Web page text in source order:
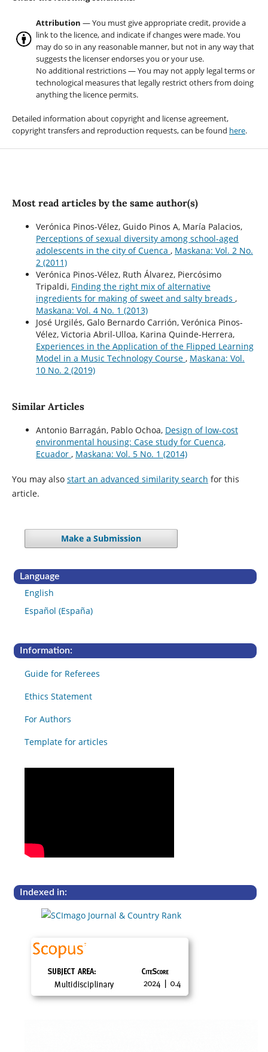
Attribution — You must give appropriate credit, provide a
link to the licence, and indicate if changes were made. You
may do so in any reasonable manner, but not in any way that
suggests the licenser endorses you or your use.
No additional restrictions — You may not apply legal terms or
technological measures that legally restrict others from doing
anything the licence permits.
Detailed information about copyright and license agreement,
copyright transfers and reproduction requests, can be found here.
Most read articles by the same author(s)
Verónica Pinos-Vélez, Guido Pinos A, María Palacios,
Perceptions of sexual diversity among school-aged
adolescents in the city of Cuenca , Maskana: Vol. 2 No.
2 (2011)
Verónica Pinos-Vélez, Ruth Álvarez, Piercósimo
Tripaldi, Finding the right mix of alternative
ingredients for making of sweet and salty breads ,
Maskana: Vol. 4 No. 1 (2013)
José Urgilés, Galo Bernardo Carrión, Verónica Pinos-
Vélez, Victoria Abril-Ulloa, Karina Quinde-Herrera,
Experiences in the Application of the Flipped Learning
Model in a Music Technology Course , Maskana: Vol.
10 No. 2 (2019)
Similar Articles
Antonio Barragán, Pablo Ochoa, Design of low-cost
environmental housing: Case study for Cuenca,
Ecuador , Maskana: Vol. 5 No. 1 (2014)
You may also start an advanced similarity search for this
article.
Make a Submission
Language
English
Español (España)
Information:
Guide for Referees
Ethics Statement
For Authors
Template for articles
Indexed in: